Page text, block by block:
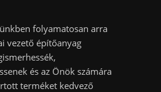
folyamatosan arra
vezető építőanyag
és az Önök számára
terméket kedvező